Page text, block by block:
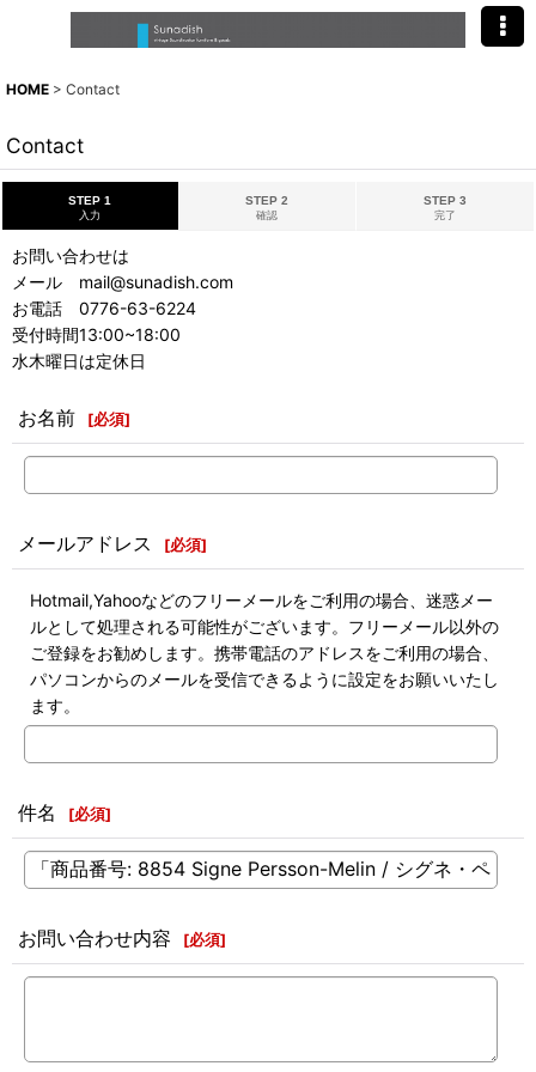
HOME > Contact
Contact
STEP 1
入力
STEP 2
確認
STEP 3
完了
お問い合わせは
メール mail@sunadish.com
お電話 0776-63-6224
受付時間13:00~18:00
水木曜日は定休日
お名前 [必須]
メールアドレス [必須]
Hotmail,Yahooなどのフリーメールをご利用の場合、迷惑メー
ルとして処理される可能性がございます。フリーメール以外の
ご登録をお勧めします。携帯電話のアドレスをご利用の場合、
パソコンからのメールを受信できるように設定をお願いいたし
ます。
件名 [必須]
お問い合わせ内容 [必須]